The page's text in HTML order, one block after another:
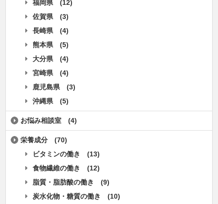
福岡県
(12)
佐賀県
(3)
長崎県
(4)
熊本県
(5)
大分県
(4)
宮崎県
(4)
鹿児島県
(3)
沖縄県
(5)
お悩み相談室 (4)
栄養成分
(70)
ビタミンの働き
(13)
食物繊維の働き
(12)
脂質・脂肪酸の働き
(9)
炭水化物・糖質の働き
(10)